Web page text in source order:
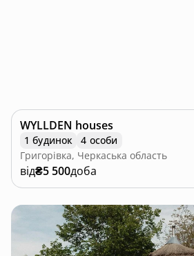
WYLLDEN houses
1 будинок
4 особи
Григорівка, Черкаська область
від₴5 500доба